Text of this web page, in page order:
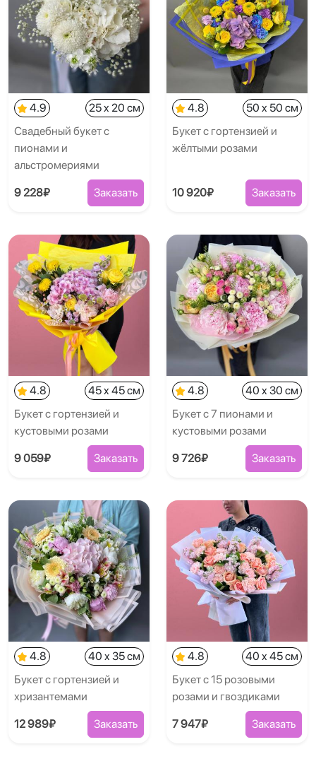
4.9
25 x 20 см
Свадебный букет с
пионами и
альстромериями
9 228₽ Заказать
4.8
50 x 50 см
Букет с гортензией и
жёлтыми розами
10 920₽ Заказать
4.8
45 x 45 см
Букет с гортензией и
кустовыми розами
9 059₽ Заказать
4.8
40 x 30 см
Букет с 7 пионами и
кустовыми розами
9 726₽ Заказать
4.8
40 x 35 см
Букет с гортензией и
хризантемами
12 989₽ Заказать
4.8
40 x 45 см
Букет с 15 розовыми
розами и гвоздиками
7 947₽ Заказать